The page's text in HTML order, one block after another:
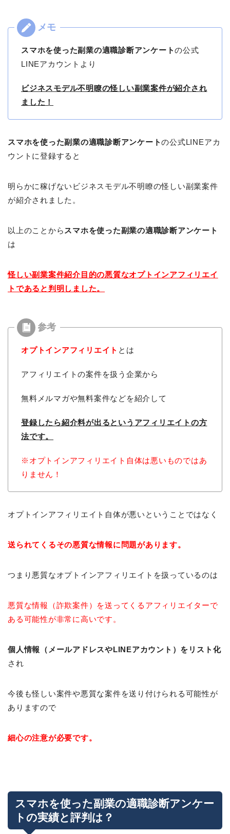
スマホを使った副業の適職診断アンケートの公式
LINEアカウントより
ビジネスモデル不明瞭の怪しい副業案件が紹介され
ました！
スマホを使った副業の適職診断アンケートの公式LINEアカ
ウントに登録すると
明らかに稼げないビジネスモデル不明瞭の怪しい副業案件
が紹介されました。
以上のことから スマホを使った副業の適職診断アンケート
は
怪しい副業案件紹介目的の悪質なオプトインアフィリエイ
トであると判明しました。
オプトインアフィリエイト とは
アフィリエイトの案件を扱う企業から
無料メルマガや無料案件などを紹介して
登録したら紹介料が出るという アフィリエイトの方
法です。
※オプトインアフィリエイト自体は悪いものではあ
りません！
オプトインアフィリエイト自体が悪いということではなく
送られてくるその悪質な情報に問題があります。
つまり悪質なオプトインアフィリエイトを扱っているのは
悪質な情報（詐欺案件）を送ってくるアフィリエイターで
ある可能性が非常に高いです。
個人情報（メールアドレスやLINEアカウント）をリスト化
され
今後も怪しい案件や悪質な案件を送り付けられる可能性が
ありますので
細心の注意が必要です。
スマホを使った副業の適職診断アンケー
トの実績と評判は？